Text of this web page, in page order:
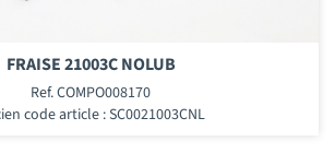
FRAISE 21003C NOLUB
Ref. COMPO008170
code article : SC0021003CNL